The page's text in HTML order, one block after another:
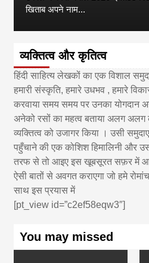
खिताब अपने नाम...
व्यक्तित्व और कृतित्व
हिंदी साहित्य लेखकों का एक विशाल
हमारी संस्कृति, हमारे उधभव , हमारे
करवाया समय समय पर उनका योगदान
अनेको रसों का महत्व बताया अलग
व्यक्तित्व को उजागर किया । उसी
पहुँचाने की एक कोशिश हिमालिनी और
तरफ से तो आइए इस खूबसूरत सफ़र में
ऐसी बातों से अवगत कराएगा जो हमे
साथ इस प्रयास में
[pt_view id=”c2ef58eqw3″]
You may missed